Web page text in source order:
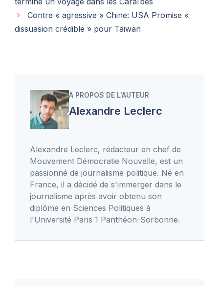
Contre « agressive » Chine: USA Promise «
dissuasion crédible » pour Taiwan
A PROPOS DE L'AUTEUR
Alexandre Leclerc
Alexandre Leclerc, rédacteur en chef de
Mouvement Démocratie Nouvelle, est un
passionné de journalisme politique. Né en
France, il a décidé de s'immerger dans le
journalisme après avoir obtenu son
diplôme en Sciences Politiques à
l'Université Paris 1 Panthéon-Sorbonne.